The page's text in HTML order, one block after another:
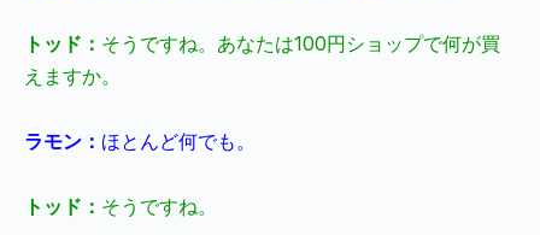
トッド： そうですね。あなたは100円ショップで何が買
えますか。
ラモン： ほとんど何でも。
トッド： そうですね。